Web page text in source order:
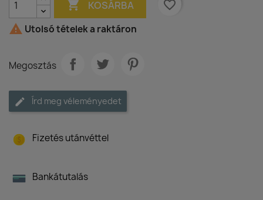
 KOSÁRBA
favorite_border
 Utolsó tételek a raktáron
Megosztás
Írd meg véleményedet
Fizetés utánvéttel
Bankátutalás